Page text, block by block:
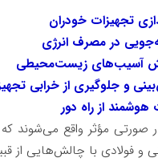
تجهیزات خودران
در مصرف انرژی
آسیب‌های زیست‌محیطی
و جلوگیری از خرابی
هوشمند از راه دور
صورتی مؤثر واقع می‌شوند
و فولادی با چالش‌هایی از